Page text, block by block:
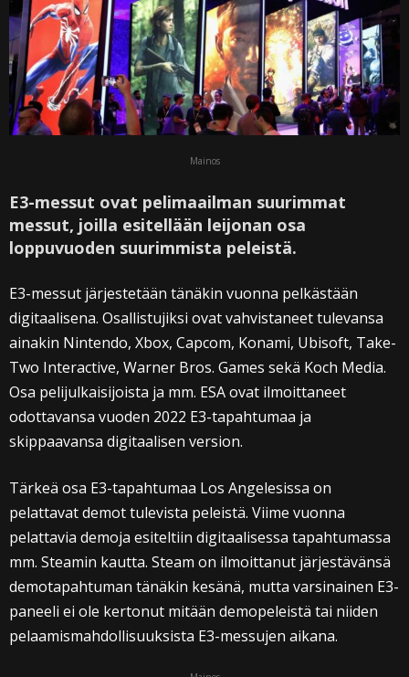
Mainos
E3-messut ovat pelimaailman suurimmat
messut, joilla esitellään leijonan osa
loppuvuoden suurimmista peleistä.
E3-messut järjestetään tänäkin vuonna pelkästään
digitaalisena. Osallistujiksi ovat vahvistaneet tulevansa
ainakin Nintendo, Xbox, Capcom, Konami, Ubisoft, Take-
Two Interactive, Warner Bros. Games sekä Koch Media.
Osa pelijulkaisijoista ja mm. ESA ovat ilmoittaneet
odottavansa vuoden 2022 E3-tapahtumaa ja
skippaavansa digitaalisen version.
Tärkeä osa E3-tapahtumaa Los Angelesissa on
pelattavat demot tulevista peleistä. Viime vuonna
pelattavia demoja esiteltiin digitaalisessa tapahtumassa
mm. Steamin kautta. Steam on ilmoittanut järjestävänsä
demotapahtuman tänäkin kesänä, mutta varsinainen E3-
paneeli ei ole kertonut mitään demopeleistä tai niiden
pelaamismahdollisuuksista E3-messujen aikana.